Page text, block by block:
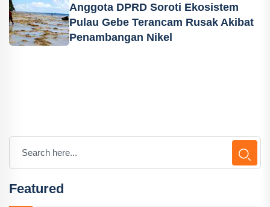
Anggota DPRD Soroti Ekosistem
Pulau Gebe Terancam Rusak Akibat
Penambangan Nikel
Featured